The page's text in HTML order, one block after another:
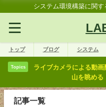
システム環境構築に関す
トップ ブログ システム
Topics
ライブカメラによる動
山を眺める
記事一覧